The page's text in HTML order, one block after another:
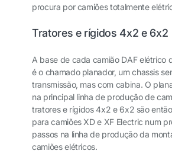
procura por camiões totalmente
Tratores e rígidos 4x2 e 6x2
A base de cada camião DAF elétrico
é o chamado planador, um chassis
transmissão, mas com cabina. O
na principal linha de produção de
tratores e rígidos 4x2 e 6x2 são
para camiões XD e XF Electric num
passos na linha de produção da
camiões elétricos.